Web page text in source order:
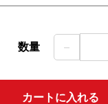
数量 －
カートに入れる